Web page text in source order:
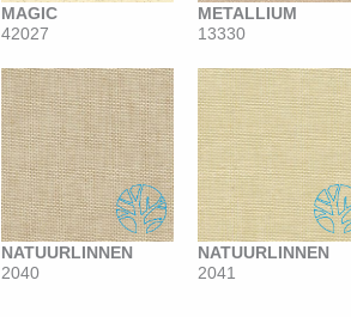
MAGIC
42027
METALLIUM
13330
NATUURLINNEN
2040
NATUURLINNEN
2041